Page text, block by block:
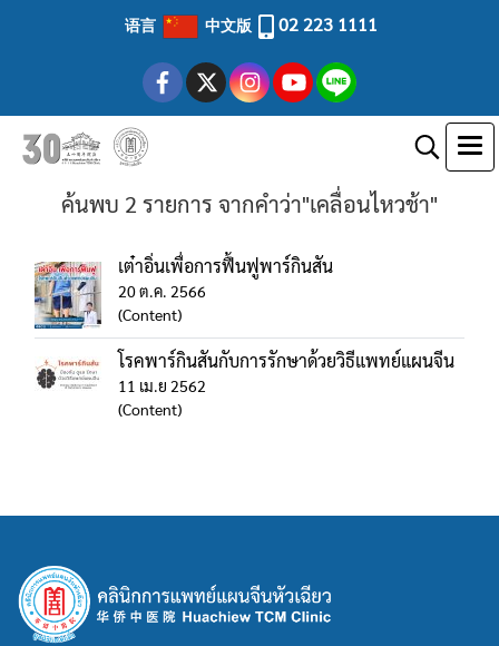
语言 中文版 02 223 1111
ค้นพบ 2 รายการ จากคำว่า"เคลื่อนไหวช้า"
เต๋าอิ่นเพื่อการฟื้นฟูพาร์กินสัน
20 ต.ค. 2566
(Content)
โรคพาร์กินสันกับการรักษาด้วยวิธีแพทย์แผนจีน
11 เม.ย 2562
(Content)